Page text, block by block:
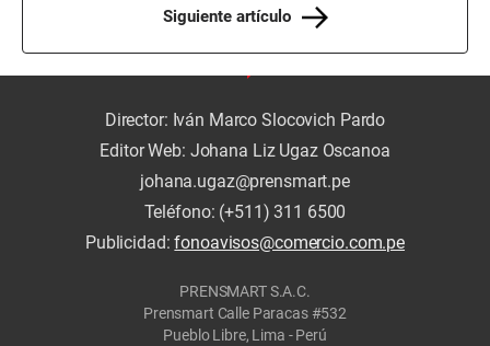
Siguiente artículo
Director: Iván Marco Slocovich Pardo
Editor Web: Johana Liz Ugaz Oscanoa
johana.ugaz@prensmart.pe
Teléfono: (+511) 311 6500
Publicidad:fonoavisos@comercio.com.pe
PRENSMART S.A.C.
Prensmart Calle Paracas #532
Pueblo Libre, Lima - Perú